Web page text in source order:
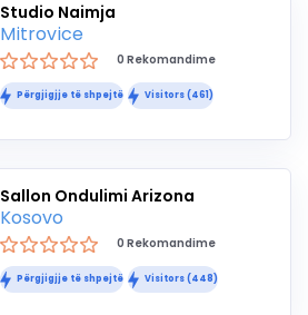
Studio Naimja
Mitrovice
0 Rekomandime
Përgjigjje të shpejtë Visitors (461)
Sallon Ondulimi Arizona
Kosovo
0 Rekomandime
Përgjigjje të shpejtë Visitors (448)